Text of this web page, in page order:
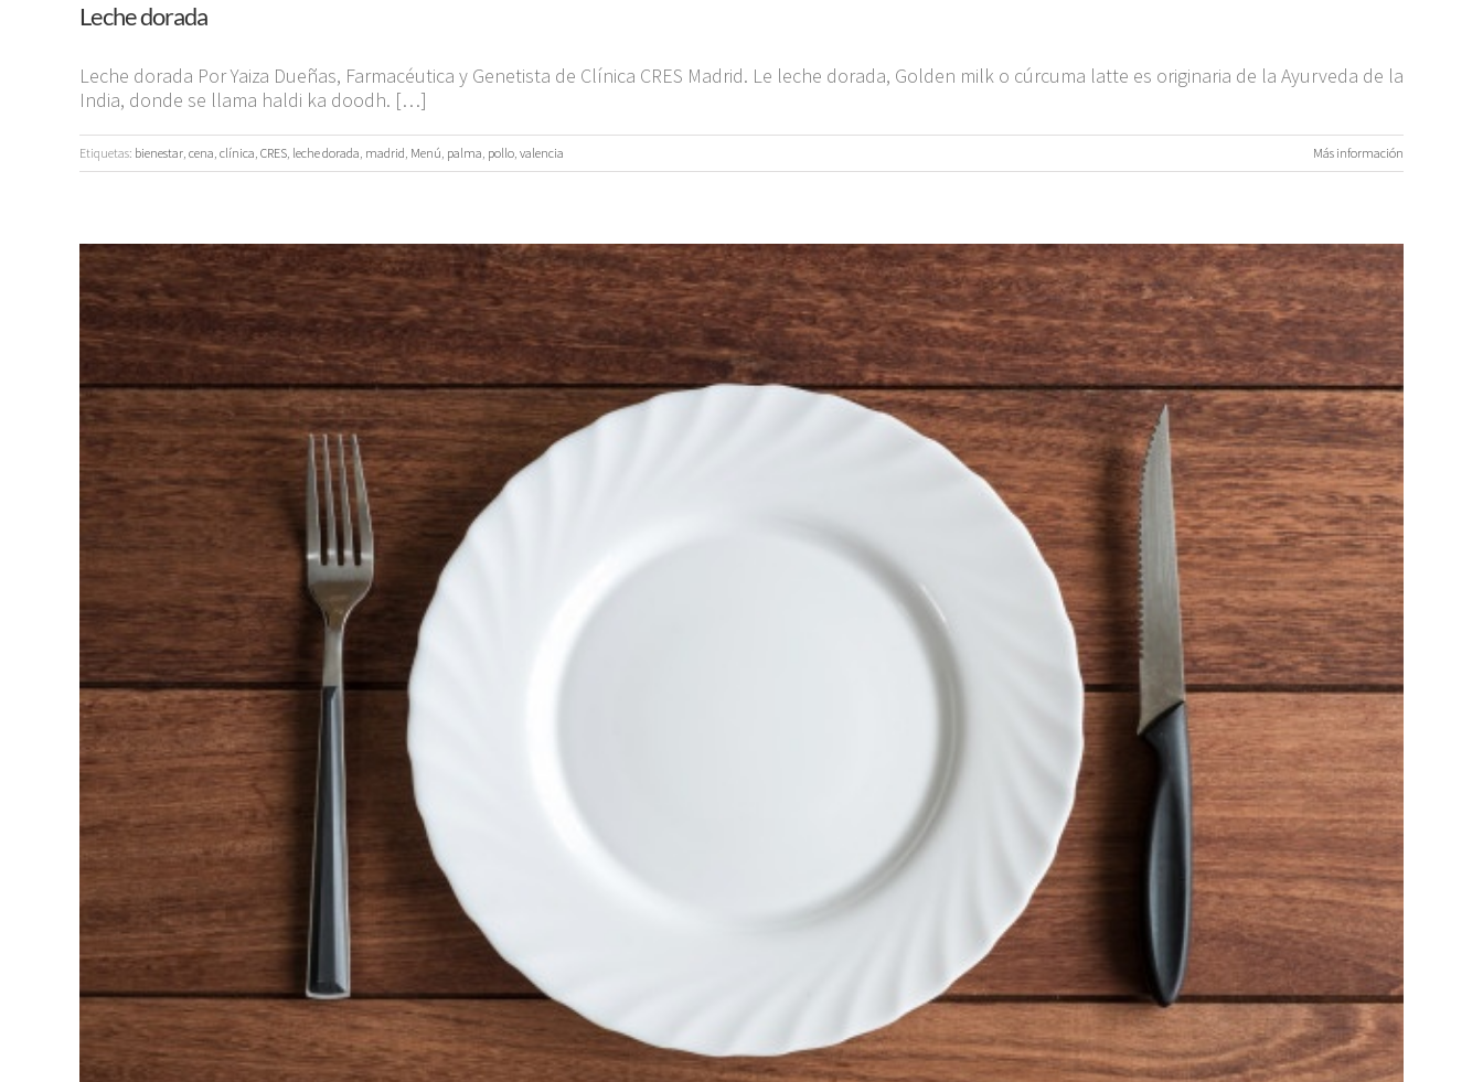
Leche dorada
Leche dorada Por Yaiza Dueñas, Farmacéutica y Genetista de Clínica CRES Madrid. Le leche dorada, Golden milk o cúrcuma latte es originaria de la Ayurveda de la
India, donde se llama haldi ka doodh. […]
Etiquetas: bienestar, cena, clínica, CRES, leche dorada, madrid, Menú, palma, pollo, valencia Más información